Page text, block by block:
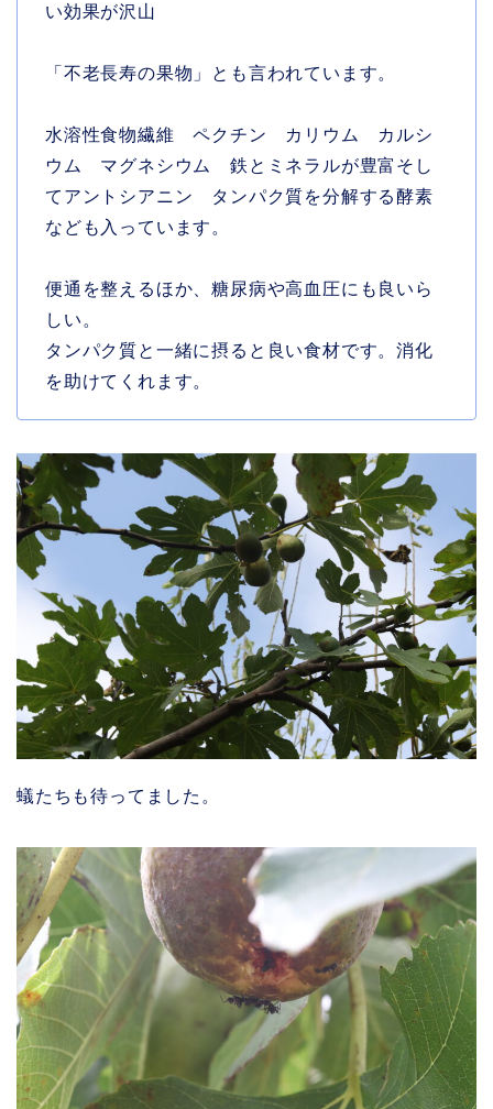
い効果が沢山
「不老長寿の果物」とも言われています。
水溶性食物繊維 ペクチン カリウム カルシ
ウム マグネシウム 鉄とミネラルが豊富そし
てアントシアニン タンパク質を分解する酵素
なども入っています。
便通を整えるほか、糖尿病や高血圧にも良いら
しい。
タンパク質と一緒に摂ると良い食材です。消化
を助けてくれます。
蟻たちも待ってました。